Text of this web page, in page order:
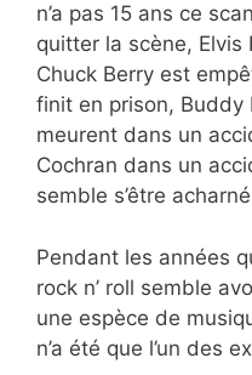
n’a pas 15 ans ce
quitter la scène, Elvis
Chuck Berry est
finit en prison, Buddy
meurent dans un
Cochran dans un
semble s’être
Pendant les années
rock n’ roll semble
une espèce de
n’a été que l’un des